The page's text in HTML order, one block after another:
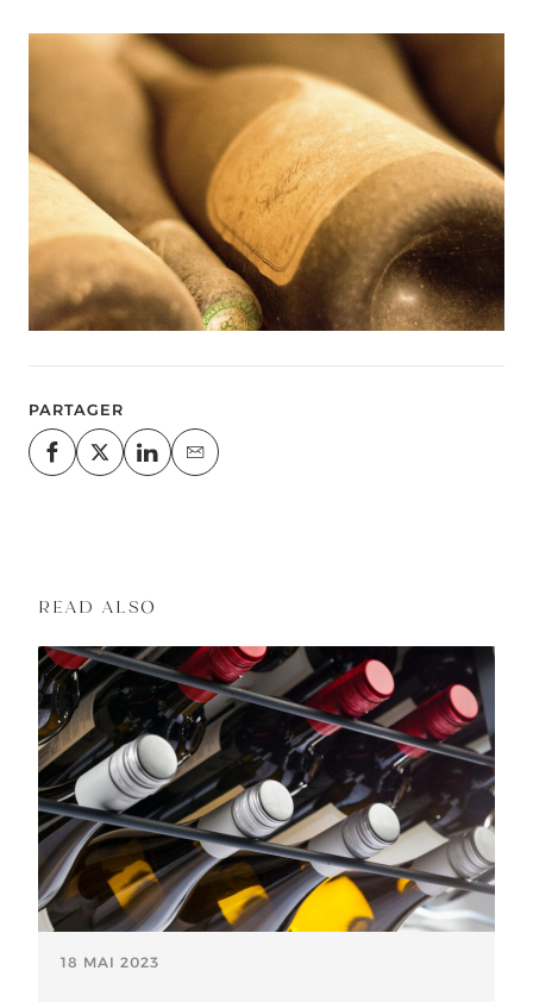
PARTAGER
READ ALSO
18 MAI 2023
Read more about : Conseils d’experts à propos de la